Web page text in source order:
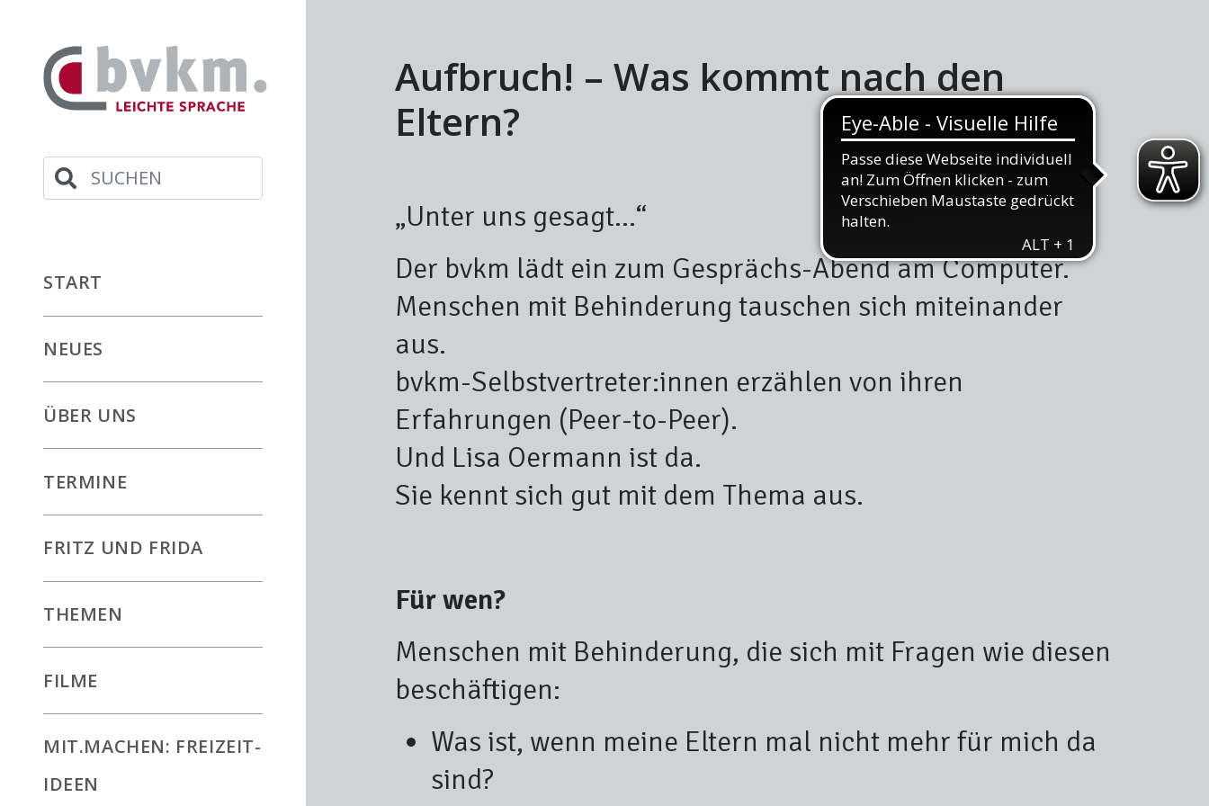
Suchbegriff
START
NEUES
ÜBER UNS
TERMINE
FRITZ UND FRIDA
THEMEN
FILME
MIT.MACHEN: FREIZEIT-
IDEEN
Aufbruch! – Was kommt nach den
Eltern?
„Unter uns gesagt…“
Der bvkm lädt ein zum Gesprächs-Abend am Computer.
Menschen mit Behinderung tauschen sich miteinander
aus.
bvkm-Selbstvertreter:innen erzählen von ihren
Erfahrungen (Peer-to-Peer).
Und Lisa Oermann ist da.
Sie kennt sich gut mit dem Thema aus.
Für wen?
Menschen mit Behinderung, die sich mit Fragen wie diesen
beschäftigen:
Was ist, wenn meine Eltern mal nicht mehr für mich da
sind?